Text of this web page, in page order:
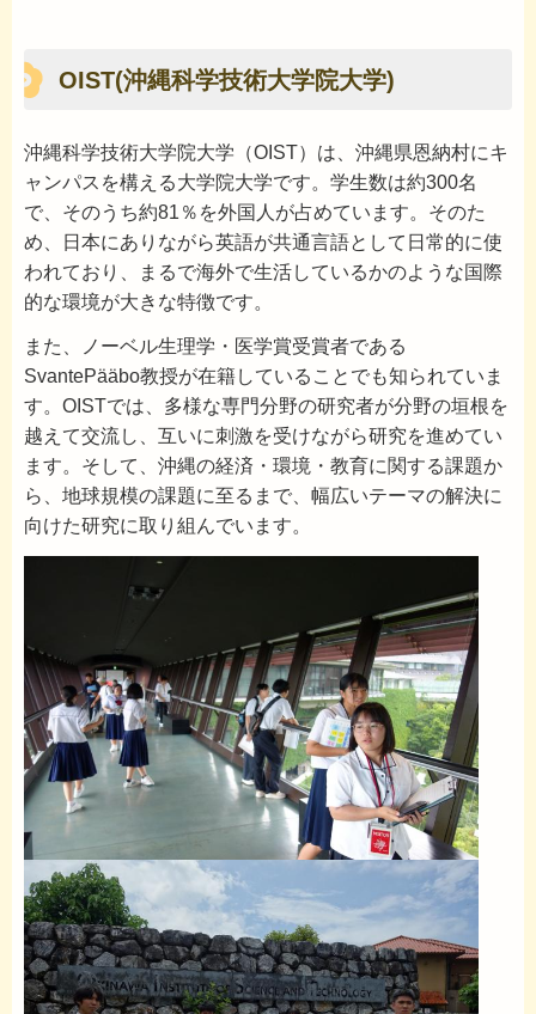
OIST(沖縄科学技術大学院大学)
沖縄科学技術大学院大学（OIST）は、沖縄県恩納村にキ
ャンパスを構える大学院大学です。学生数は約300名
で、そのうち約81％を外国人が占めています。そのた
め、日本にありながら英語が共通言語として日常的に使
われており、まるで海外で生活しているかのような国際
的な環境が大きな特徴です。
また、ノーベル生理学・医学賞受賞者である
SvantePääbo教授が在籍していることでも知られていま
す。OISTでは、多様な専門分野の研究者が分野の垣根を
越えて交流し、互いに刺激を受けながら研究を進めてい
ます。そして、沖縄の経済・環境・教育に関する課題か
ら、地球規模の課題に至るまで、幅広いテーマの解決に
向けた研究に取り組んでいます。